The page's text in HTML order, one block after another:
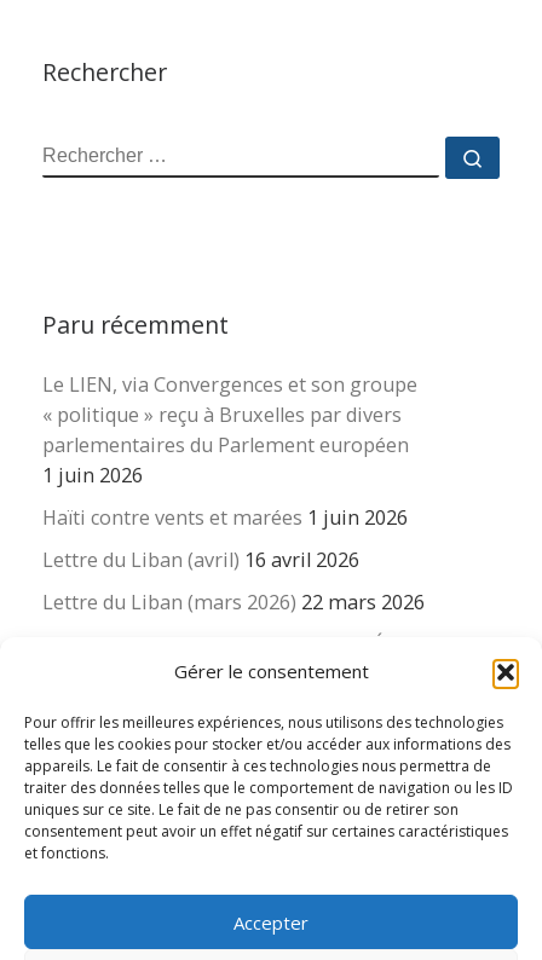
Gérer le consentement
Pour offrir les meilleures expériences, nous utilisons des technologies
telles que les cookies pour stocker et/ou accéder aux informations des
appareils. Le fait de consentir à ces technologies nous permettra de
traiter des données telles que le comportement de navigation ou les ID
uniques sur ce site. Le fait de ne pas consentir ou de retirer son
consentement peut avoir un effet négatif sur certaines caractéristiques
et fonctions.
Accepter
Rechercher
RECHERCHER
Paru récemment
Le LIEN, via Convergences et son groupe
« politique » reçu à Bruxelles par divers
parlementaires du Parlement européen
1 juin 2026
Haïti contre vents et marées 1 juin 2026
Lettre du Liban (avril) 16 avril 2026
Lettre du Liban (mars 2026) 22 mars 2026
La revue « Educateur » décapitée ? L’Éducation
nouvelle et ses liens avec la revue du Syndicat
16 mars 2026
© 2026
– Tous
droits réservés